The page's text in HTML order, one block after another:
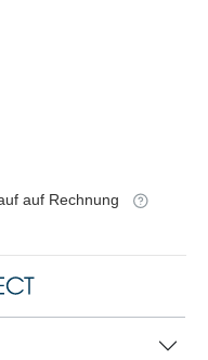
auf Rechnung